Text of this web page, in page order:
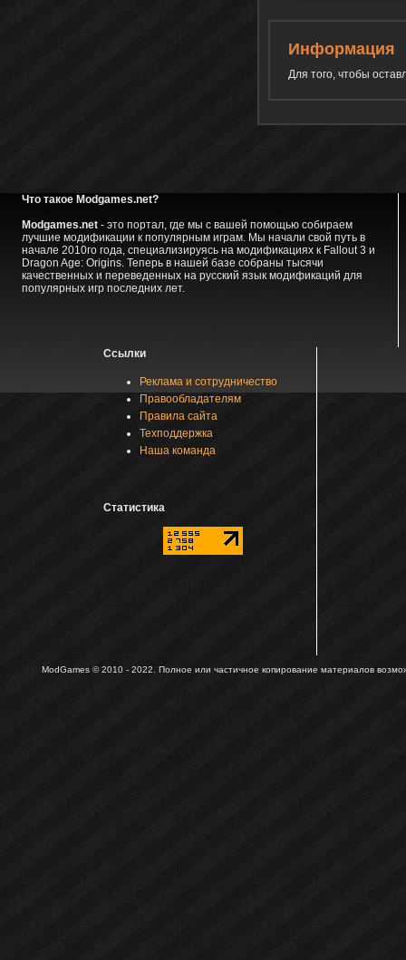
Информация
Для того, чтобы
Что такое Modgames.net?
Modgames.net- это портал, где мы с вашей помощью собираем
лучшие модификации к популярным играм. Мы начали свой путь в
начале 2010го года, специализируясь на модификациях к Fallout 3 и
Dragon Age: Origins. Теперь в нашей базе собраны тысячи
качественных и переведенных на русский язык модификаций для
популярных игр последних лет.
Ссылки
Реклама и сотрудничество
Правообладателям
Правила сайта
Техподдержка
Наша команда
Статистика
ModGames © 2010 - 2022. Полное или частичное копирование материалов